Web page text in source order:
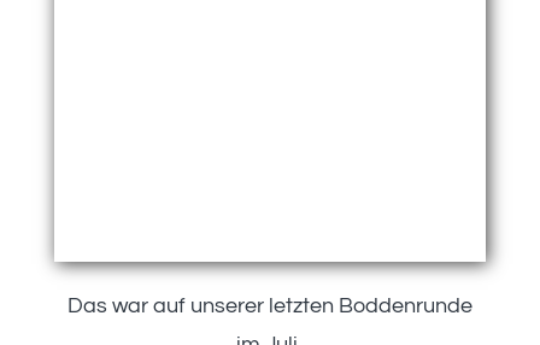
Das war auf unserer letzten Boddenrunde